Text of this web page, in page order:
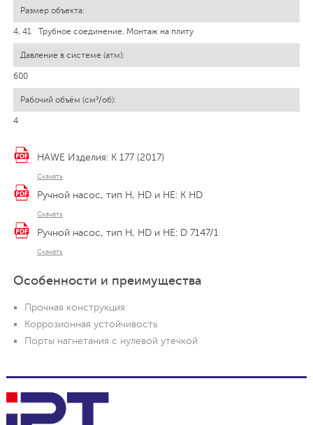
4, 41 Трубное соединение, Монтаж на плиту
600
4
HAWE Изделия: K 177 (2017)
Скачать
Ручной насос, тип H, HD и HE: K HD
Скачать
Ручной насос, тип H, HD и HE: D 7147/1
Скачать
Особенности и преимущества
Прочная конструкция
Коррозионная устойчивость
Порты нагнетания с нулевой утечкой